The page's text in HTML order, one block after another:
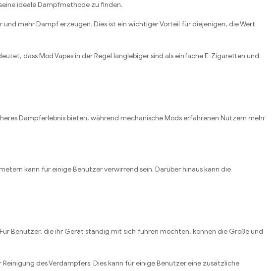
ideale Dampfmethode zu finden.
mehr Dampf erzeugen. Dies ist ein wichtiger Vorteil für diejenigen, die Wert
dass Mod Vapes in der Regel langlebiger sind als einfache E-Zigaretten und
Dampferlebnis bieten, während mechanische Mods erfahrenen Nutzern mehr
kann für einige Benutzer verwirrend sein. Darüber hinaus kann die
Benutzer, die ihr Gerät ständig mit sich führen möchten, können die Größe und
des Verdampfers. Dies kann für einige Benutzer eine zusätzliche